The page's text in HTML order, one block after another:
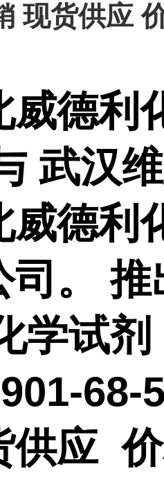
现货供应
威德利
武汉
威德利
司。推
学试剂
68-
供应